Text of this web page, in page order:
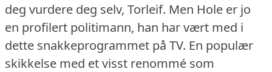
deg vurdere deg selv, Torleif. Men Hole er jo
en profilert politimann, han har vært med i
dette snakkeprogrammet på TV. En populær
skikkelse med et visst renommé som